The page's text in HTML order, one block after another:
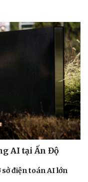
AI tại Ấn Độ
điện toán AI lớn